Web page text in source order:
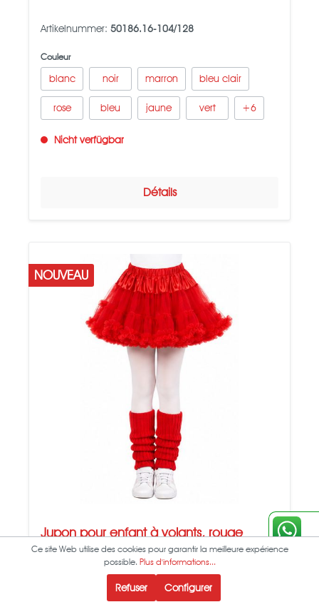
Artikelnummer: 50186.16-104/128
Couleur
blanc noir marron bleu clair
rose bleu jaune vert +6
Nicht verfügbar
Détails
NOUVEAU
Jupon pour enfant à volants, rouge
Ce site Web utilise des cookies pour garantir la meilleure expérience
possible. Plus d'informations...
Refuser Configurer